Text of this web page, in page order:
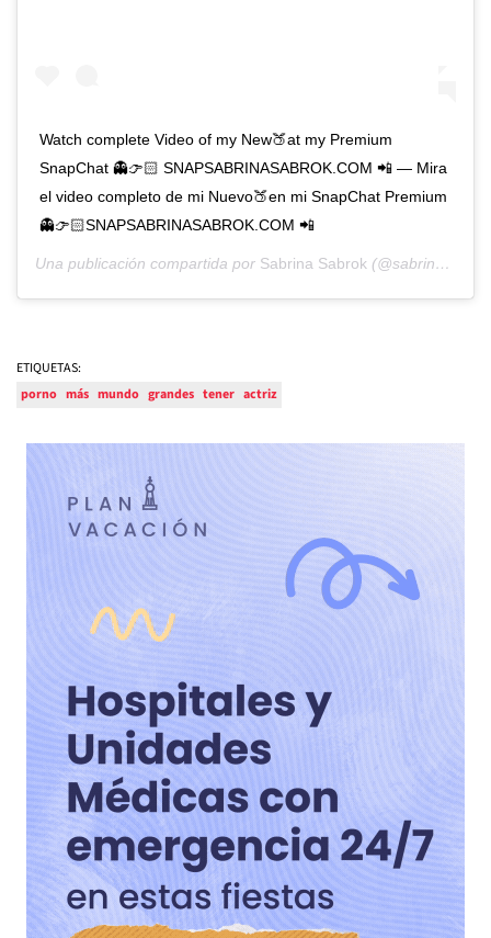
Watch complete Video of my New🍑at my Premium
SnapChat 👻👉🏻 SNAPSABRINASABROK.COM 📲 — Mira
el video completo de mi Nuevo🍑en mi SnapChat Premium
👻👉🏻SNAPSABRINASABROK.COM 📲
Una publicación compartida por Sabrina Sabrok (@sabrinasabrokreal) el
ETIQUETAS:
porno más mundo grandes tener actriz